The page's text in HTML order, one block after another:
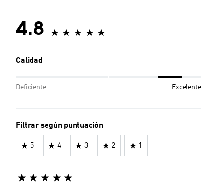
4.8
Calidad
Deficiente Excelente
Filtrar según puntuación
5 4 3 2 1